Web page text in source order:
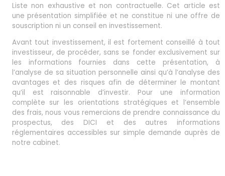
Liste non exhaustive et non contractuelle. Cet article est
une présentation simplifiée et ne constitue ni une offre de
souscription ni un conseil en investissement.
Avant tout investissement, il est fortement conseillé à tout
investisseur, de procéder, sans se fonder exclusivement sur
les informations fournies dans cette présentation, à
l’analyse de sa situation personnelle ainsi qu’à l’analyse des
avantages et des risques afin de déterminer le montant
qu’il est raisonnable d’investir. Pour une information
complète sur les orientations stratégiques et l’ensemble
des frais, nous vous remercions de prendre connaissance du
prospectus, des DICI et des autres informations
réglementaires accessibles sur simple demande auprès de
notre cabinet.